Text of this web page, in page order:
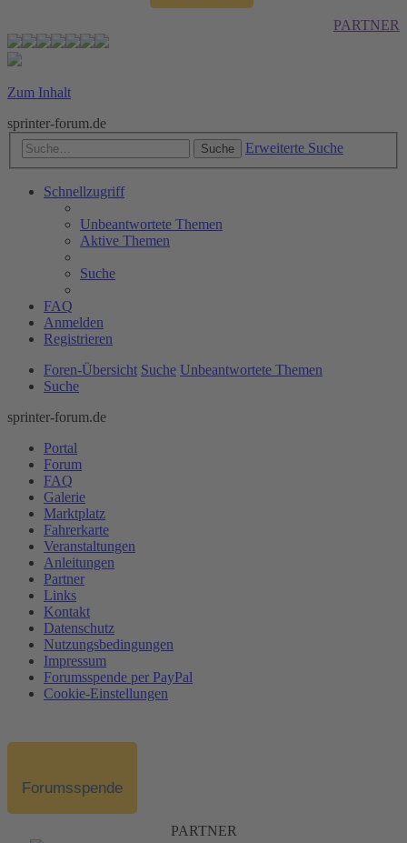
PARTNER
Zum Inhalt
sprinter-forum.de
Suche Erweiterte Suche
Schnellzugriff
Unbeantwortete Themen
Aktive Themen
Suche
FAQ
Anmelden
Registrieren
Foren-Übersicht Suche Unbeantwortete Themen
Suche
sprinter-forum.de
Portal
Forum
FAQ
Galerie
Marktplatz
Fahrerkarte
Veranstaltungen
Anleitungen
Partner
Links
Kontakt
Datenschutz
Nutzungsbedingungen
Impressum
Forumsspende per PayPal
Cookie-Einstellungen
Forumsspende
PARTNER